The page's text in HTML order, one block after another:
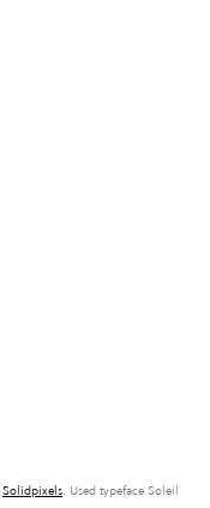
Solidpixels. Used typeface Soleil